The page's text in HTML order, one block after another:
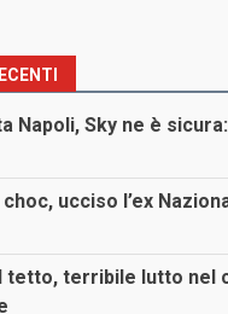
Napoli, Sky ne è
ucciso l’ex
tetto, terribile lutto nel